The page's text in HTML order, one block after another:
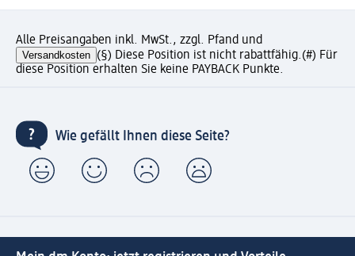
Alle Preisangaben inkl. MwSt., zzgl. Pfand und
Versandkosten (§) Diese Position ist nicht rabattfähig.(#) Für
diese Position erhalten Sie keine PAYBACK Punkte.
Wie gefällt Ihnen diese Seite?